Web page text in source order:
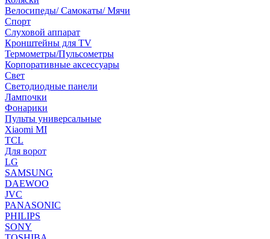
Велосипеды/ Самокаты/ Мячи
Спорт
Слуховой аппарат
Кронштейны для TV
Термометры/Пульсометры
Корпоративные аксессуары
Свет
Светодиодные панели
Лампочки
Фонарики
Пульты универсальные
Xiaomi MI
TCL
Для ворот
LG
SAMSUNG
DAEWOO
JVC
PANASONIC
PHILIPS
SONY